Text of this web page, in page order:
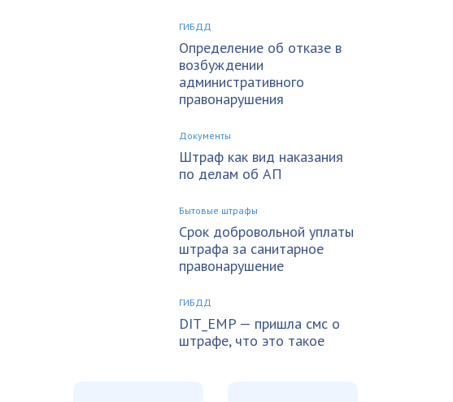
ГИБДД
Определение об отказе в
возбуждении
административного
правонарушения
Документы
Штраф как вид наказания
по делам об АП
Бытовые штрафы
Срок добровольной уплаты
штрафа за санитарное
правонарушение
ГИБДД
DIT_EMP — пришла смс о
штрафе, что это такое